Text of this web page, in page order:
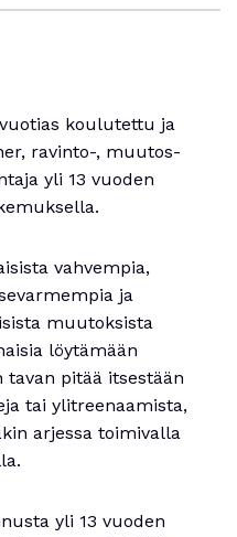
koulutettu ja
ravinto-, muutos-
yli 13 vuoden
vahvempia,
ja
muutoksista
löytämään
tavan pitää itsestään
tai ylitreenaamista,
arjessa toimivalla
yli 13 vuoden